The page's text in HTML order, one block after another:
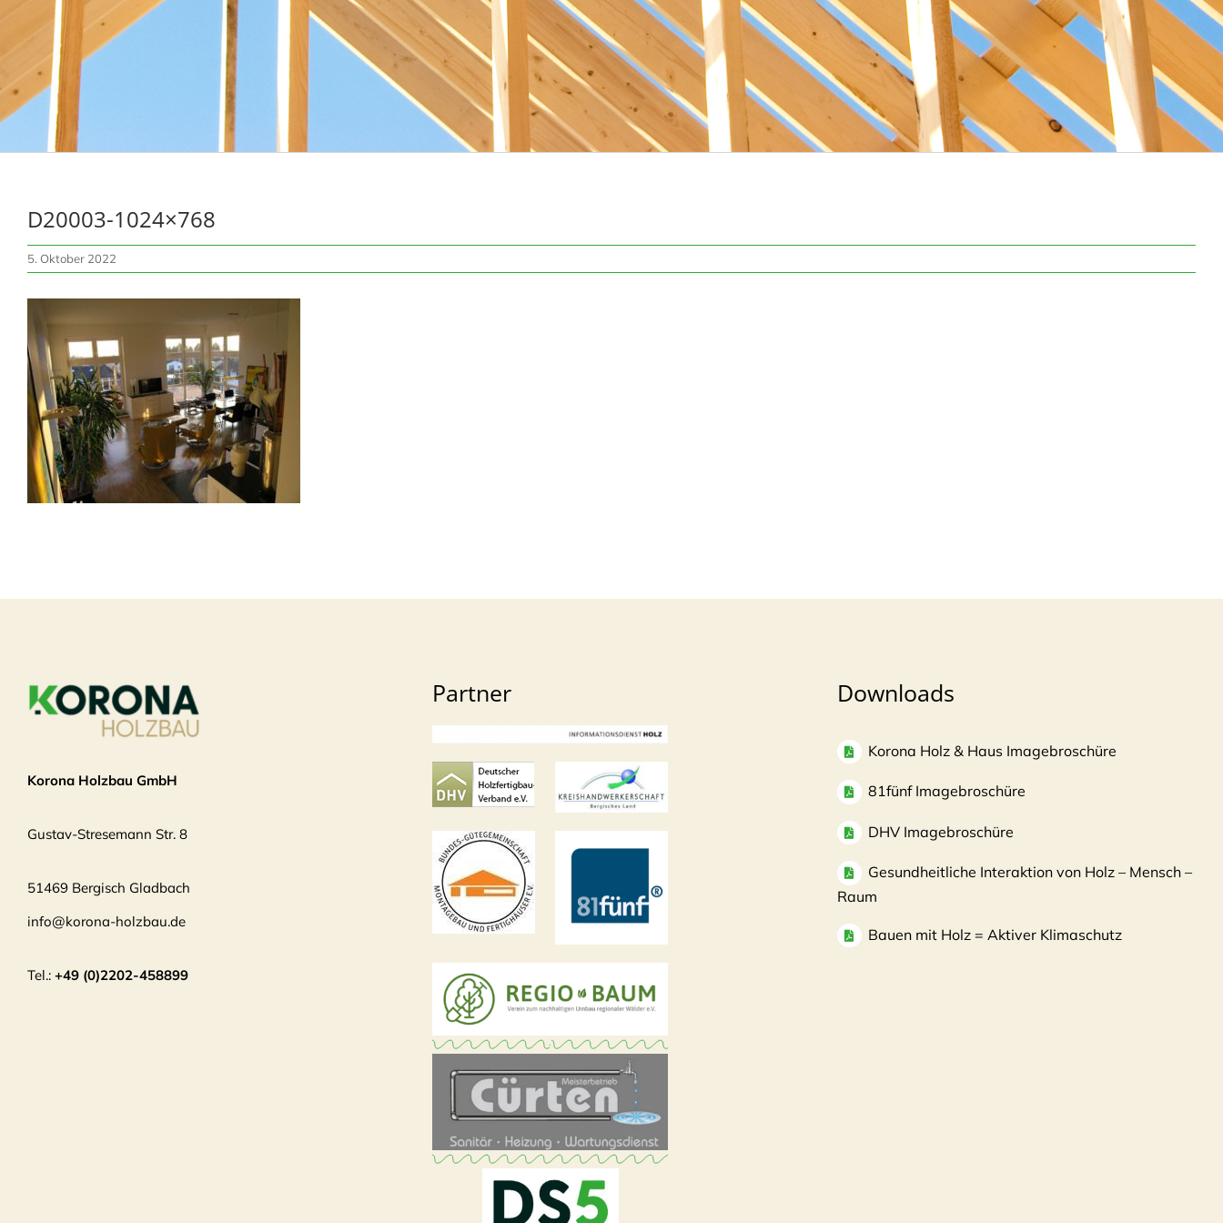
D20003-1024×768
5. Oktober 2022
Korona Holzbau GmbH
Gustav-Stresemann Str. 8
51469 Bergisch Gladbach
info@korona-holzbau.de
Tel.: +49 (0)2202-458899
Partner Downloads
Korona Holz & Haus Imagebroschüre
81fünf Imagebroschüre
DHV Imagebroschüre
Gesundheitliche Interaktion von Holz – Mensch –
Raum
Bauen mit Holz = Aktiver Klimaschutz